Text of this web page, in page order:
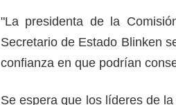
"La presidenta de la
Secretario de Estado Blinken
confianza en que podrían
Se espera que los líderes de